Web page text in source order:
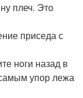
плеч. Это
приседа с
ноги назад в
упор лежа